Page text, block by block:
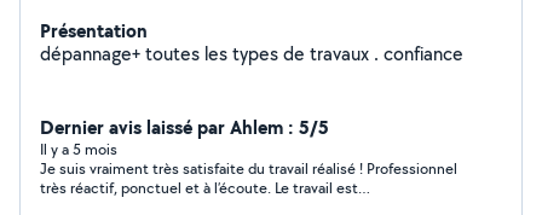
Présentation
dépannage+ toutes les types de travaux . confiance
Dernier avis laissé par Ahlem : 5/5
Il y a 5 mois
Je suis vraiment très satisfaite du travail réalisé ! Professionnel
très réactif, ponctuel et à l’écoute. Le travail est